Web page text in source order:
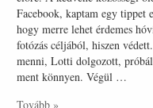
Facebook, kaptam egy tippet
hogy merre lehet érdemes
fotózás céljából, hiszen
menni, Lotti dolgozott,
ment könnyen. Végül …
Tovább »